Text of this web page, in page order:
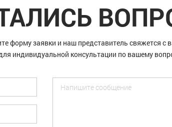
форму заявки и наш представитель свяжется с
индивидуальной консультации по вашему